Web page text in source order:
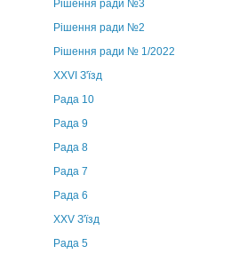
Рішення ради №3
Рішення ради №2
Рішення ради № 1/2022
XXVI З'їзд
Рада 10
Рада 9
Рада 8
Рада 7
Рада 6
XXV З'їзд
Рада 5